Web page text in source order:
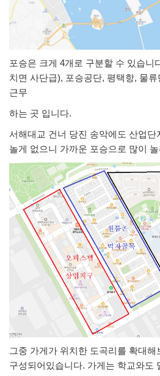
포승은 크게 4개로 구분할 수 있습니
치면 사단급), 포승공단, 평택항, 물
근무
하는 곳 입니다.
서해대교 건너 당진 송악에도 산업단
놀게 없으니 가까운 포승으로 많이
그중 가게가 위치한 도곡리를 확대해
구성되어있습니다. 가게는 학교와도